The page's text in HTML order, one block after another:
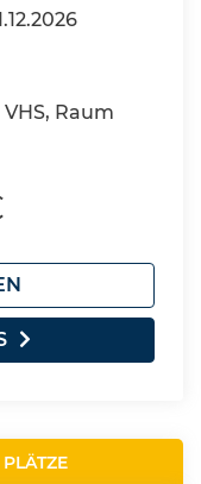
Raum
PLÄTZE